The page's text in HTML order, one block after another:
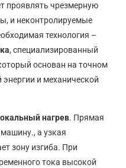
проявлять чрезмерную
и неконтролируемые
технология –
, специализированный
основан на точном
и механической
нагрев. Прямая
а узкая
зону изгиба. При
тока высокой